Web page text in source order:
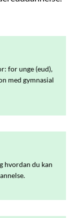
for unge (eud),
med gymnasial
hvordan du kan